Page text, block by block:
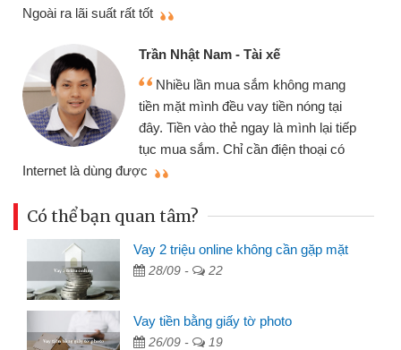
Ngoài ra lãi suất rất tốt
Trần Nhật Nam - Tài xế
Nhiều lần mua sắm không mang
tiền mặt mình đều vay tiền nóng tại
đây. Tiền vào thẻ ngay là mình lại tiếp
tục mua sắm. Chỉ cần điện thoại có
Internet là dùng được
Có thể bạn quan tâm?
Vay 2 triệu online không cần gặp mặt
28/09 - 22
Vay tiền bằng giấy tờ photo
26/09 - 19